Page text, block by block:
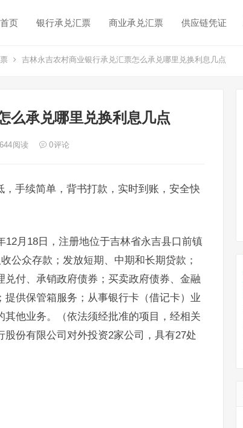
首页 银行承兑汇票 商业承兑汇票 供应链凭证
吉林永吉农村商业银行承兑汇票怎么承兑哪里兑换利息几点
么承兑哪里兑换利息几点
644阅读 0评论
手续简单，背书打款，实时到账，安全快
月18日，注册地位于吉林省永吉县口前镇
公众存款；发放短期、中期和长期贷款；
付、承销政府债券；买卖政府债券、金融
供保管箱服务；从事银行卡（借记卡）业
他业务。（依法须经批准的项目，经相关
份有限公司对外投资2家公司，具有27处